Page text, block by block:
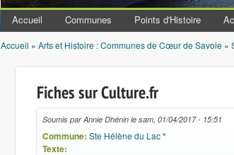
Accueil Communes Points d'Histoire
Vous êtes ici
Accueil » Arts et Histoire : Communes de Cœur de Savoie »
Fiches sur Culture.fr
Soumis parAnnie Dhénin le sam, 01/04/2017 - 15:51
Commune: Ste Hélène du Lac *
Texte: